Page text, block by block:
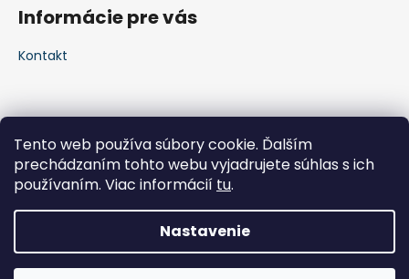
Tento web používa súbory cookie. Ďalším
prechádzaním tohto webu vyjadrujete súhlas s ich
používaním. Viac informácií tu.
Nastavenie
e
Informácie pre vás
Kontakt
Copyright 2026značenie.sk. Všetky práva vyhradené.